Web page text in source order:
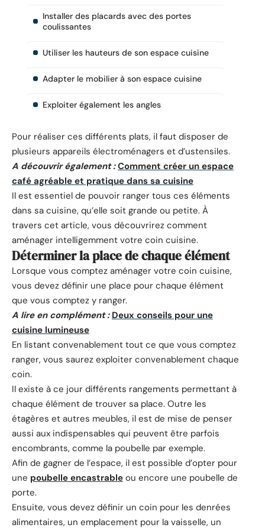
Installer des placards avec des portes
coulissantes
Utiliser les hauteurs de son espace cuisine
Adapter le mobilier à son espace cuisine
Exploiter également les angles
Pour réaliser ces différents plats, il faut disposer de
plusieurs appareils électroménagers et d’ustensiles.
A découvrir également : Comment créer un espace
café agréable et pratique dans sa cuisine
Il est essentiel de pouvoir ranger tous ces éléments
dans sa cuisine, qu’elle soit grande ou petite. À
travers cet article, vous découvrirez comment
aménager intelligemment votre coin cuisine.
Déterminer la place de chaque élément
Lorsque vous comptez aménager votre coin cuisine,
vous devez définir une place pour chaque élément
que vous comptez y ranger.
A lire en complément : Deux conseils pour une
cuisine lumineuse
En listant convenablement tout ce que vous comptez
ranger, vous saurez exploiter convenablement chaque
coin.
Il existe à ce jour différents rangements permettant à
chaque élément de trouver sa place. Outre les
étagères et autres meubles, il est de mise de penser
aussi aux indispensables qui peuvent être parfois
encombrants, comme la poubelle par exemple.
Afin de gagner de l’espace, il est possible d’opter pour
une poubelle encastrable ou encore une poubelle de
porte.
Ensuite, vous devez définir un coin pour les denrées
alimentaires, un emplacement pour la vaisselle, un